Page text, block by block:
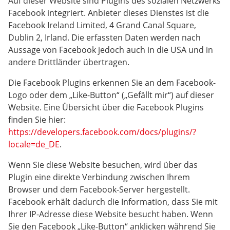
Facebook integriert. Anbieter dieses Dienstes ist die
Facebook Ireland Limited, 4 Grand Canal Square,
Dublin 2, Irland. Die erfassten Daten werden nach
Aussage von Facebook jedoch auch in die USA und in
andere Drittländer übertragen.
Die Facebook Plugins erkennen Sie an dem Facebook-
Logo oder dem „Like-Button“ („Gefällt mir“) auf dieser
Website. Eine Übersicht über die Facebook Plugins
finden Sie hier:
https://developers.facebook.com/docs/plugins/?
locale=de_DE.
Wenn Sie diese Website besuchen, wird über das
Plugin eine direkte Verbindung zwischen Ihrem
Browser und dem Facebook-Server hergestellt.
Facebook erhält dadurch die Information, dass Sie mit
Ihrer IP-Adresse diese Website besucht haben. Wenn
Sie den Facebook „Like-Button“ anklicken während Sie